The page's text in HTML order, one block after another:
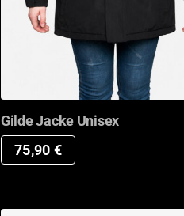
Gilde Jacke Unisex
75,90 €